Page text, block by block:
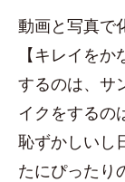
動画と写真で
【キレイを
するのは、サ
イクをするの
恥ずかしいし
たにぴったり